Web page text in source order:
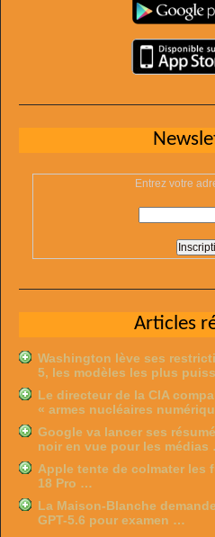
Entrez votre
Articles
Washington lève ses
5, les modèles les plus
Le directeur de la CIA
« armes nucléaires
Google va lancer ses
noir en vue pour les médias
Apple tente de colmater les
18 Pro …
La Maison-Blanche
GPT-5.6 pour examen …